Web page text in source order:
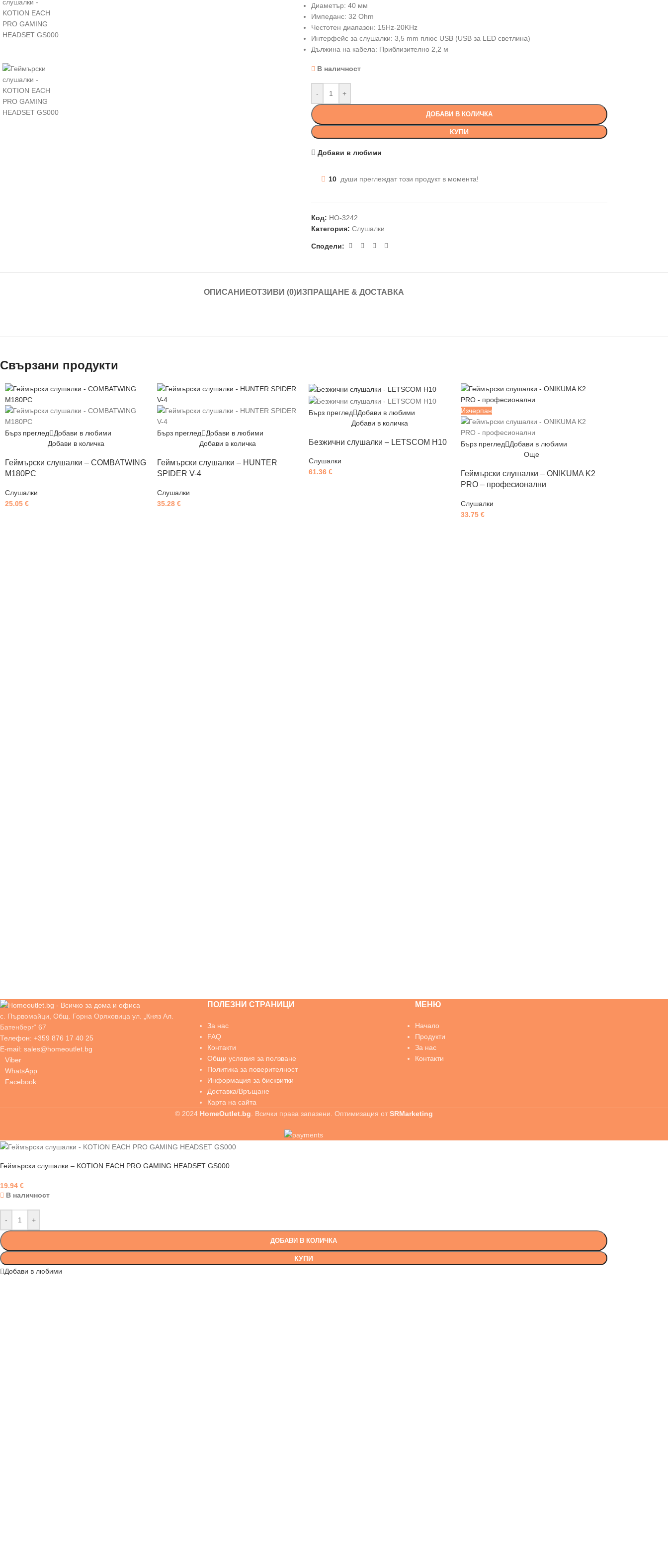
Диаметър: 40 мм
Импеданс: 32 Ohm
Честотен диапазон: 15Hz-20KHz
Интерфейс за слушалки: 3,5 mm плюс USB (USB за LED светлина)
Дължина на кабела: Приблизително 2,2 м
В наличност
- +
ДОБАВИ В КОЛИЧКА
КУПИ
Добави в любими
10 души преглеждат този продукт в момента!
Код: HO-3242
Категория: Слушалки
Сподели:
ОПИСАНИЕОТЗИВИ (0)ИЗПРАЩАНЕ & ДОСТАВКА
Свързани продукти
Бърз преглед Добави в любими
Добави в количка
Геймърски слушалки – COMBATWING
M180PC
Слушалки
25.05 €
Бърз преглед Добави в любими
Добави в количка
Геймърски слушалки – HUNTER
SPIDER V-4
Слушалки
35.28 €
Бърз преглед
Добави в любими
Добави в количка
Безжични слушалки – LETSCOM H10
Слушалки
61.36 €
Изчерпан
Бърз преглед Добави в любими
Още
Геймърски слушалки – ONIKUMA K2
PRO – професионални
Слушалки
33.75 €
с. Първомайци, Общ. Горна Оряховица ул. „Княз Ал.
Батенберг“ 67
Телефон: +359 876 17 40 25
E-mail: sales@homeoutlet.bg
Viber
WhatsApp
Facebook
ПОЛЕЗНИ СТРАНИЦИ
За нас
FAQ
Контакти
Общи условия за ползване
Политика за поверителност
Информация за бисквитки
Доставка/Връщане
Карта на сайта
МЕНЮ
Начало
Продукти
За нас
Контакти
© 2024 HomeOutlet.bg . Всички права запазени. Оптимизация от SRMarketing
Геймърски слушалки – KOTION EACH PRO GAMING HEADSET GS000
19.94 €
В наличност
- +
ДОБАВИ В КОЛИЧКА
КУПИ
Добави в любими